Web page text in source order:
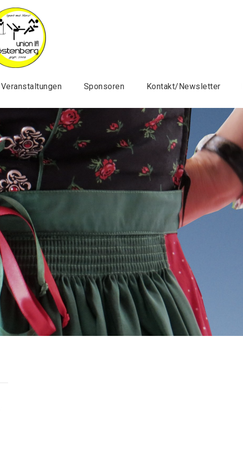
Veranstaltungen Sponsoren Kontakt/Newsletter